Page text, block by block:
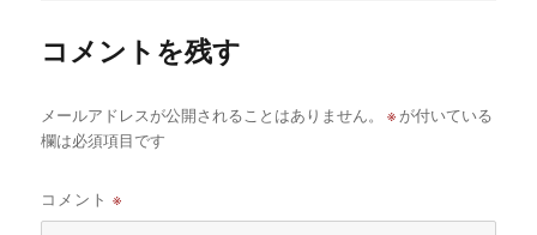
コメントを残す
メールアドレスが公開されることはありません。 ※ が付いている
欄は必須項目です
コメント※